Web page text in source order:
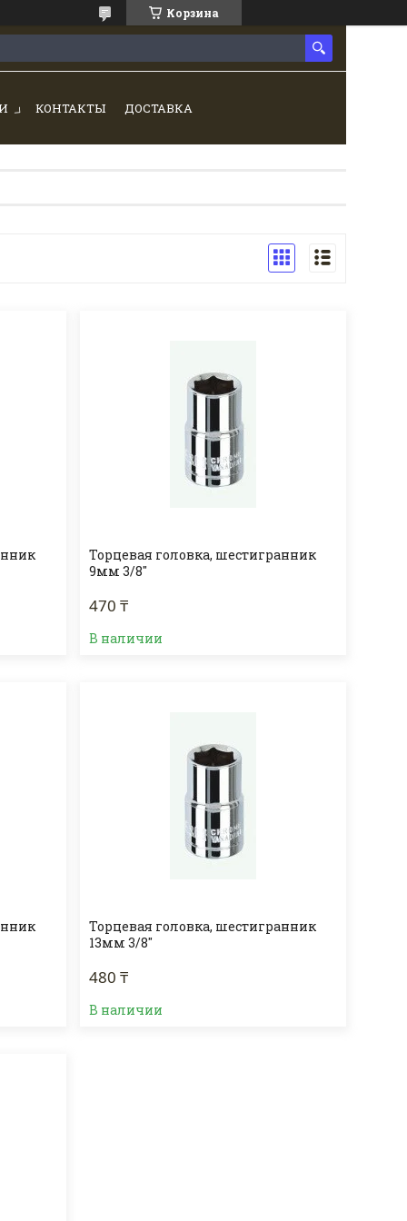
Корзина
КОНТАКТЫ ДОСТАВКА
Торцевая головка, шестигранник
9мм 3/8"
470 ₸
В наличии
Торцевая головка, шестигранник
13мм 3/8"
480 ₸
В наличии